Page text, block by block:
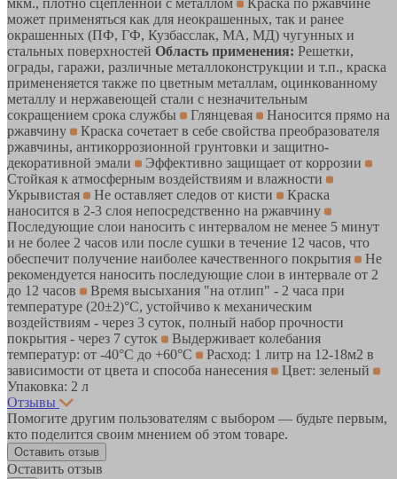
может применяться как для неокрашенных, так и ранее
окрашенных (ПФ, ГФ, Кузбасслак, МА, МД) чугунных и
стальных поверхностей Область применения: Решетки,
ограды, гаражи, различные металлоконструкции и т.п., краска
примененяется также по цветным металлам, оцинкованному
металлу и нержавеющей стали с незначительным
сокращением срока службы
Глянцевая
Наносится прямо на
ржавчину
Краска сочетает в себе свойства преобразователя
ржавчины, антикоррозионной грунтовки и защитно-
декоративной эмали
Эффективно защищает от коррозии
Стойкая к атмосферным воздействиям и влажности
Укрывистая
Не оставляет следов от кисти
Краска
наносится в 2-3 слоя непосредственно на ржавчину
Последующие слои наносить с интервалом не менее 5 минут
и не более 2 часов или после сушки в течение 12 часов, что
обеспечит получение наиболее качественного покрытия
Не
рекомендуется наносить последующие слои в интервале от 2
до 12 часов
Время высыхания "на отлип" - 2 часа при
температуре (20±2)°С, устойчиво к механическим
воздействиям - через 3 суток, полный набор прочности
покрытия - через 7 суток
Выдерживает колебания
температур: от -40°С до +60°С
Расход: 1 литр на 12-18м2 в
зависимости от цвета и способа нанесения
Цвет: зеленый
Упаковка: 2 л
Отзывы
Помогите другим пользователям с выбором — будьте первым,
кто поделится своим мнением об этом товаре.
Оставить отзыв
Оставить отзыв